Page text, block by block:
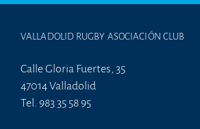
VALLADOLID RUGBY ASOCIACIÓN CLUB
Calle Gloria Fuertes, 35
47014 Valladolid
Tel. 983 35 58 95